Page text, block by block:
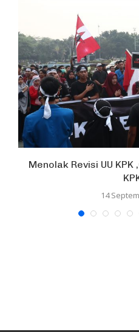
Menolak Revisi UU
14